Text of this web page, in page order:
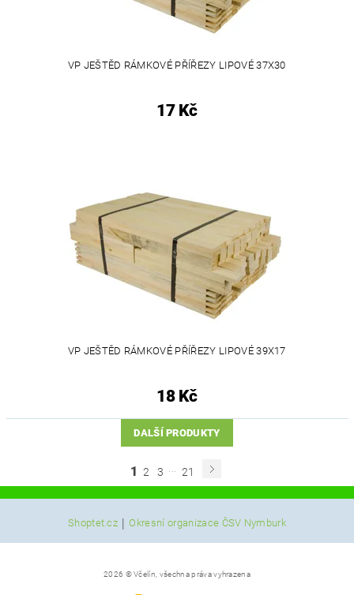
VP JEŠTĚD RÁMKOVÉ PŘÍŘEZY LIPOVÉ 37X30
17 Kč
VP JEŠTĚD RÁMKOVÉ PŘÍŘEZY LIPOVÉ 39X17
18 Kč
DALŠÍ PRODUKTY
1 2 3 21
Shoptet.cz | Okresní organizace ČSV Nymburk
2026 © Včelín, všechna práva vyhrazena